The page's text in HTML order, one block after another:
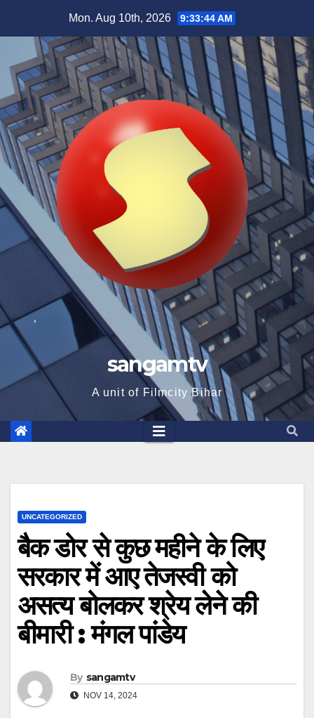
content
Mon. Aug 10th, 2026 9:33:46 AM
sangamtv
A unit of Filmcity Bihar
UNCATEGORIZED
बैक डोर से कुछ महीने के लिए
सरकार में आए तेजस्वी को
असत्य बोलकर श्रेय लेने की
बीमारी : मंगल पांडेय
By sangamtv
NOV 14, 2024